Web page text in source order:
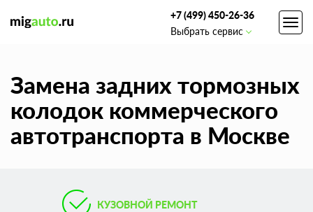
+7 (499) 450-26-36
Выбрать сервис
Замена задних тормозных
колодок коммерческого
автотранспорта в Москве
КУЗОВНОЙ РЕМОНТ